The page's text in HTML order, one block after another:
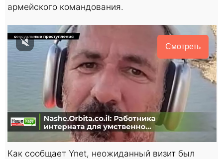
армейского командования.
Смотреть
Как сообщает Ynet, неожиданный визит был